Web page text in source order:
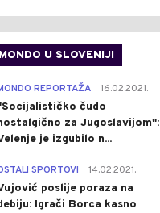
MONDO U SLOVENIJI
REPORTAŽA 16.02.2021.
čudo
za Jugoslavijom":
je izgubilo n...
SPORTOVI 14.02.2021.
poslije poraza na
Igrači Borca kasno